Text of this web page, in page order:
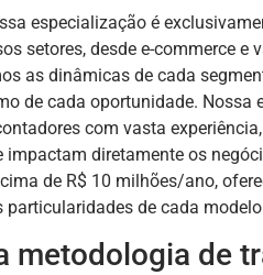
especialização é
setores, desde e-commerce e
as dinâmicas de cada
de cada oportunidade. Nossa
com vasta
impactam diretamente os
de R$ 10 milhões/ano,
de cada
metodologia de